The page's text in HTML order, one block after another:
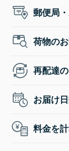
郵便局
荷物の
再配達
お届け
料金を